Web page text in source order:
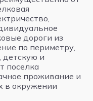
дороги из
по периметру,
детскую и
поселка
проживание и
в окружении